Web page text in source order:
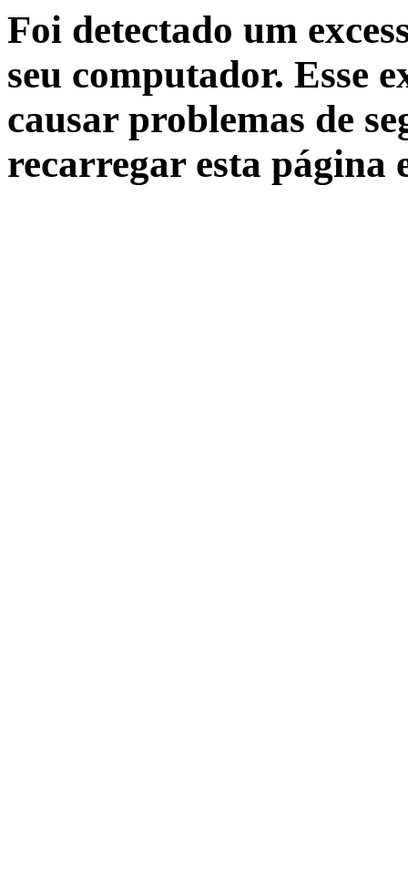
Foi detectado um
seu computador. Esse
causar problemas de
recarregar esta página